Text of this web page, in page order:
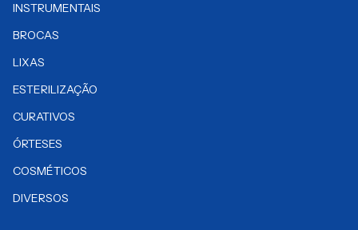
INSTRUMENTAIS
BROCAS
LIXAS
ESTERILIZAÇÃO
CURATIVOS
ÓRTESES
COSMÉTICOS
DIVERSOS